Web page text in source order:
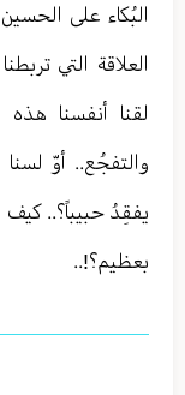
البُكاء على
العلاقة التي
لقنا أنفسنا
والتفجُع.. أوّ
يفقِدُ حبيباً؟..
بعظيم؟!..